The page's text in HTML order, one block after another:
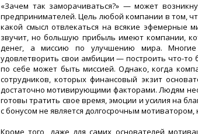
«Зачем так заморачиваться?» — может
предпринимателей. Цель любой компании в том,
какой смысл отвлекаться на всякие эфемерные
звучит, но большую прибыль имеют компании,
денег, а миссию по улучшению мира. Многие
удовлетворить свои амбиции — построить что-
по себе может быть миссией. Однако, когда
сотрудников, которых финансовый экзит
достаточно мотивирующими факторами. Людям
готовы тратить свое время, эмоции и усилия на
с бонусом не является долгосрочным мотиватором,
Кроме того, даже для самих основателей